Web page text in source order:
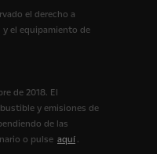
el derecho a
el equipamiento de
de 2018. El
y emisiones de
de las
o pulse aquí .